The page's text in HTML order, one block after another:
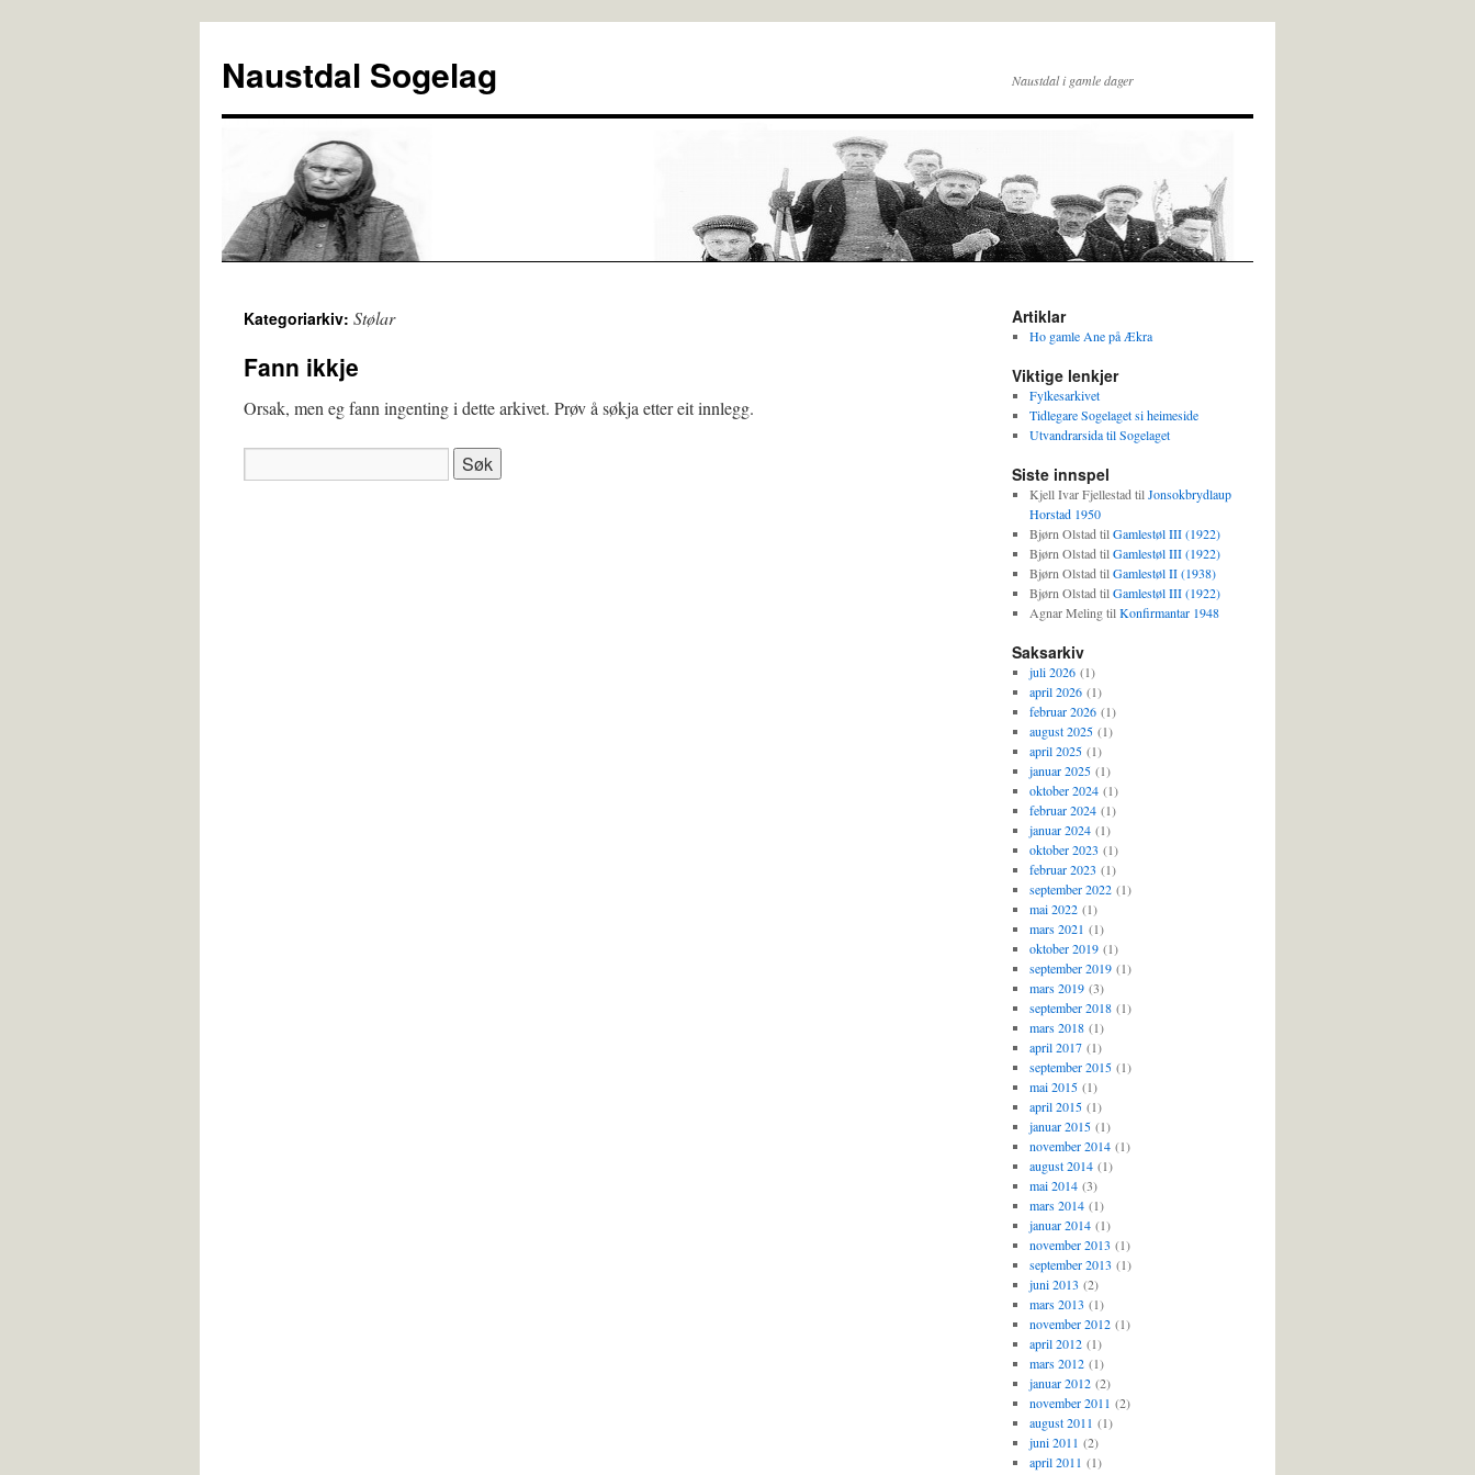
Naustdal Sogelag Naustdal i gamle dager
Kategoriarkiv: Stølar
Fann ikkje
Orsak, men eg fann ingenting i dette arkivet. Prøv å søkja etter eit innlegg.
Artiklar
Ho gamle Ane på Ækra
Viktige lenkjer
Fylkesarkivet
Tidlegare Sogelaget si heimeside
Utvandrarsida til Sogelaget
Siste innspel
Kjell Ivar Fjellestad tilJonsokbrydlaup
Horstad 1950
Bjørn Olstad tilGamlestøl III (1922)
Bjørn Olstad tilGamlestøl III (1922)
Bjørn Olstad tilGamlestøl II (1938)
Bjørn Olstad tilGamlestøl III (1922)
Agnar MelingtilKonfirmantar 1948
Saksarkiv
juli 2026(1)
april 2026(1)
februar 2026(1)
august 2025(1)
april 2025(1)
januar 2025(1)
oktober 2024(1)
februar 2024(1)
januar 2024(1)
oktober 2023 (1)
februar 2023 (1)
september 2022(1)
mai 2022(1)
mars 2021 (1)
oktober 2019(1)
september 2019(1)
mars 2019(3)
september 2018(1)
mars 2018(1)
april 2017(1)
september 2015(1)
mai 2015(1)
april 2015(1)
januar 2015(1)
november 2014(1)
august 2014(1)
mai 2014(3)
mars 2014(1)
januar 2014(1)
november 2013 (1)
september 2013 (1)
juni 2013 (2)
mars 2013 (1)
november 2012(1)
april 2012(1)
mars 2012(1)
januar 2012(2)
november 2011 (2)
august 2011 (1)
juni 2011 (2)
april 2011 (1)